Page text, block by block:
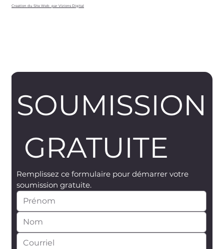
Creation du Site Web par Vizions Digital
SOUMISSION
GRATUITE
Remplissez ce formulaire pour démarrer votre
soumission gratuite.